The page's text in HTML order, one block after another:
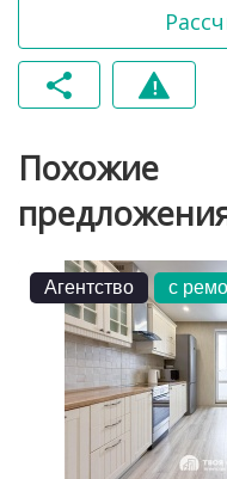
Похожие
Агентство с